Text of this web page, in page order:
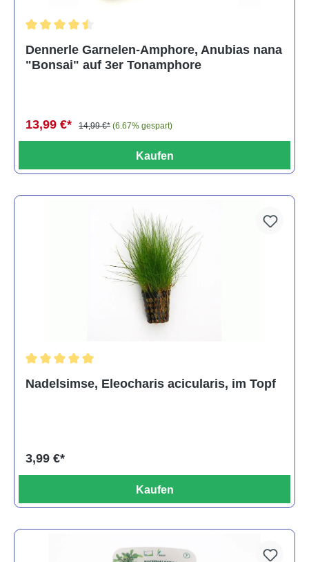
Dennerle Garnelen-Amphore, Anubias nana
"Bonsai" auf 3er Tonamphore
13,99 €* 14,99 €* (6.67% gespart)
Kaufen
Nadelsimse, Eleocharis acicularis, im Topf
3,99 €*
Kaufen